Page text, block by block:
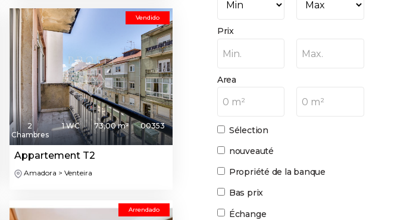
Vendido
2
Chambres
1 WC 73,00 m² 00353
Appartement T2
Amadora > Venteira
Arrendado
Prix
Min. Max.
Area
0 m² 0 m²
Sélection
nouveauté
Propriété de la banque
Bas prix
Échange